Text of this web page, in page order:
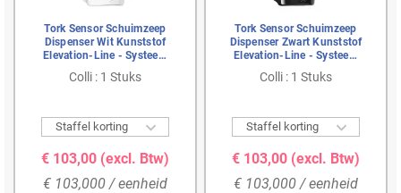
Tork Sensor Schuimzeep
Dispenser Wit Kunststof
Elevation-Line - Systeem
Colli : 1 Stuks
Staffel korting 
€ 103,00 (excl. Btw)
€ 103,000 / eenheid
Tork Sensor Schuimzeep
Dispenser Zwart Kunststof
Elevation-Line - Systeem
Colli : 1 Stuks
Staffel korting 
€ 103,00 (excl. Btw)
€ 103,000 / eenheid